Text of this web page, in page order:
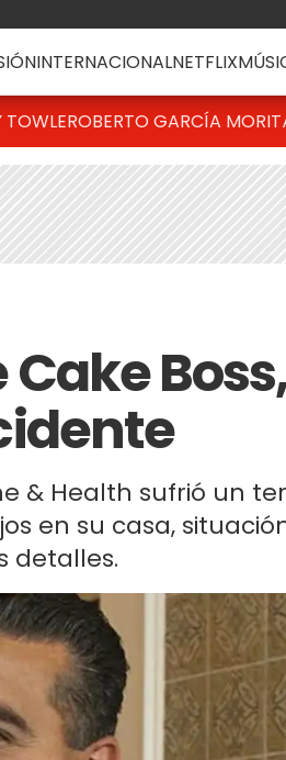
INTERNACIONALNETFLIX
TOWLEROBERTO GARCÍA
& Health sufrió un
en su casa,
detalles.